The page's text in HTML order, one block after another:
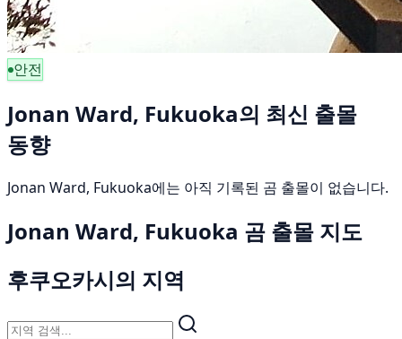
안전
Jonan Ward, Fukuoka의 최신 출몰
동향
Jonan Ward, Fukuoka에는 아직 기록된 곰 출몰이 없습니다.
Jonan Ward, Fukuoka 곰 출몰 지도
후쿠오카시의 지역